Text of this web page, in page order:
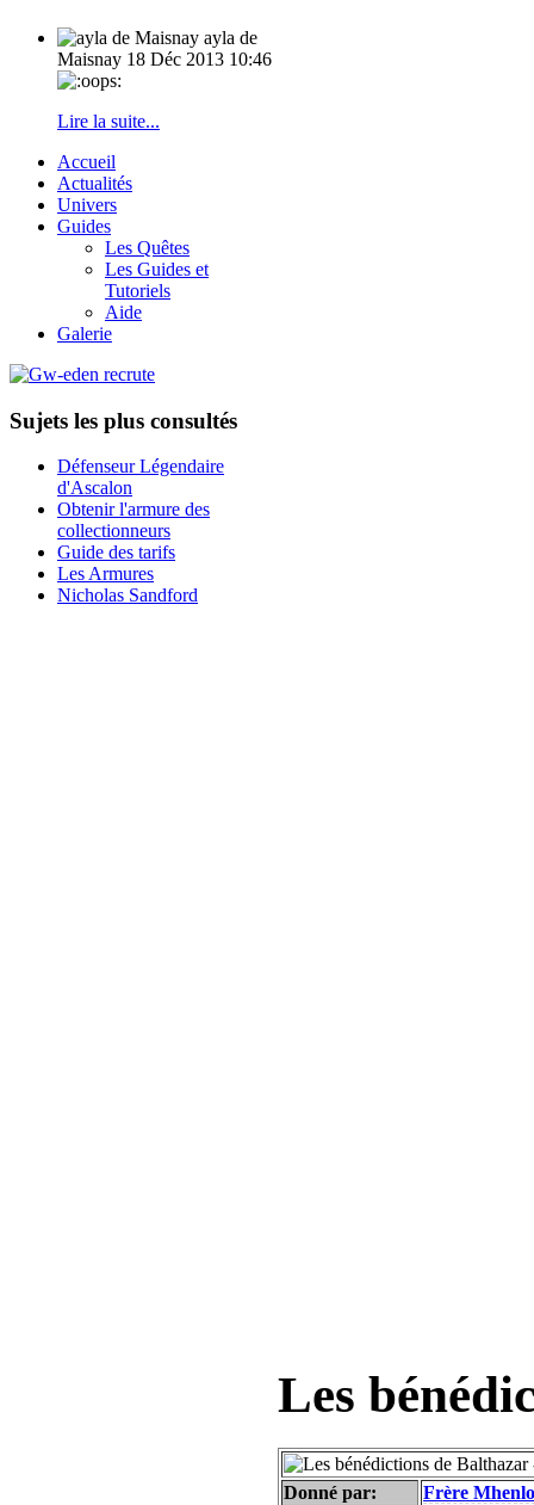
ayla de
Maisnay 18 Déc 2013 10:46
Lire la suite...
Accueil
Actualités
Univers
Guides
Les Quêtes
Les Guides et
Tutoriels
Aide
Galerie
Sujets les plus consultés
Défenseur Légendaire
d'Ascalon
Obtenir l'armure des
collectionneurs
Guide des tarifs
Les Armures
Nicholas Sandford
Les
Donné par: Frère Mhenlo